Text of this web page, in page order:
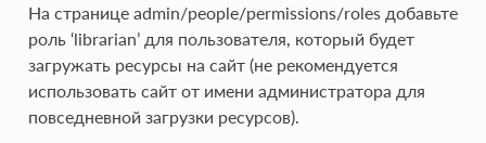
На странице admin/people/permissions/roles добавьте
роль ‘librarian’ для пользователя, который будет
загружать ресурсы на сайт (не рекомендуется
использовать сайт от имени администратора для
повседневной загрузки ресурсов).